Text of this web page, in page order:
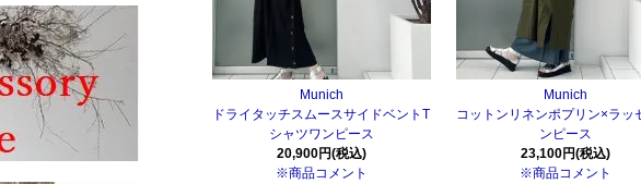
Munich
ドライタッチスムースサイドベントT
シャツワンピース
20,900円(税込)
※商品コメント
Munich
コットンリネンポプリン×ラッ
ンピース
23,100円(税込)
※商品コメント